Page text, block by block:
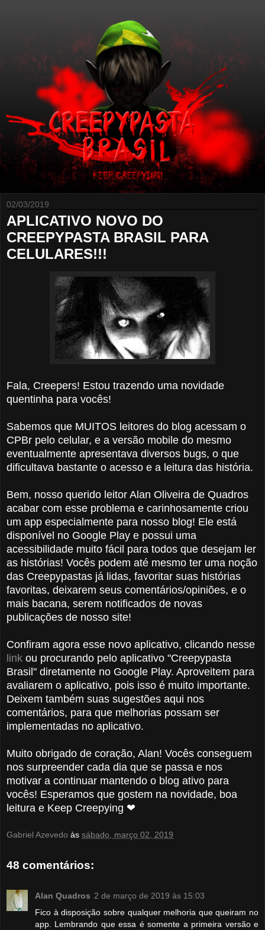
02/03/2019
APLICATIVO NOVO DO
CREEPYPASTA BRASIL PARA
CELULARES!!!
Fala, Creepers! Estou trazendo uma novidade
quentinha para vocês!
Sabemos que MUITOS leitores do blog acessam o
CPBr pelo celular, e a versão mobile do mesmo
eventualmente apresentava diversos bugs, o que
dificultava bastante o acesso e a leitura das história.
Bem, nosso querido leitor Alan Oliveira de Quadros
acabar com esse problema e carinhosamente criou
um app especialmente para nosso blog! Ele está
disponível no Google Play e possui uma
acessibilidade muito fácil para todos que desejam ler
as histórias! Vocês podem até mesmo ter uma noção
das Creepypastas já lidas, favoritar suas histórias
favoritas, deixarem seus comentários/opiniões, e o
mais bacana, serem notificados de novas
publicações de nosso site!
Confiram agora esse novo aplicativo, clicando nesse
link ou procurando pelo aplicativo "Creepypasta
Brasil" diretamente no Google Play. Aproveitem para
avaliarem o aplicativo, pois isso é muito importante.
Deixem também suas sugestões aqui nos
comentários, para que melhorias possam ser
implementadas no aplicativo.
Muito obrigado de coração, Alan! Vocês conseguem
nos surpreender cada dia que se passa e nos
motivar a continuar mantendo o blog ativo para
vocês! Esperamos que gostem na novidade, boa
leitura e Keep Creepying ❤
Gabriel Azevedo às sábado, março 02, 2019
48 comentários:
Alan Quadros 2 de março de 2019 às 15:03
Fico à disposição sobre qualquer melhoria que queiram no
app. Lembrando que essa é somente a primeira versão e